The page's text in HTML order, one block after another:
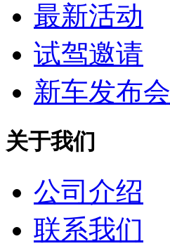
最新活动
试驾邀请
新车发布会
关于我们
公司介绍
联系我们